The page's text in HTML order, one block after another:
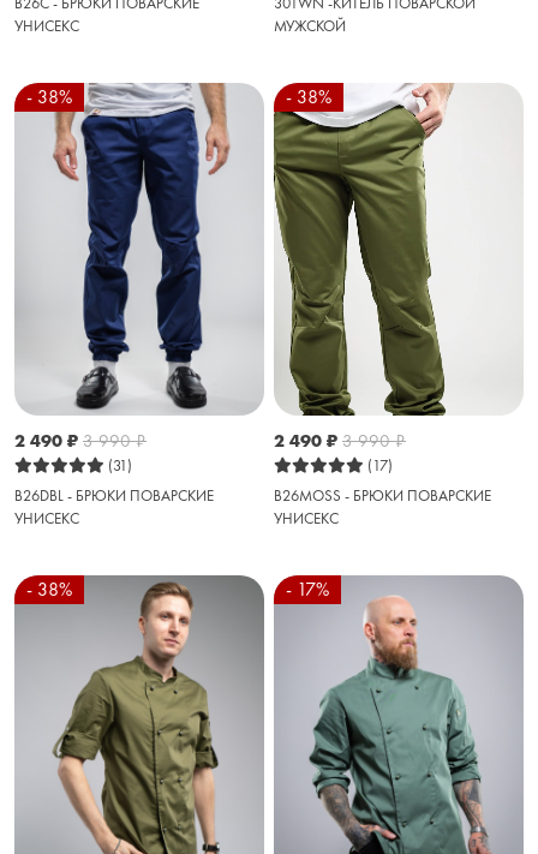
УНИСЕКС
МУЖСКОЙ
- 38%
2 490 ₽ 3 990₽
(31)
B26DBL - БРЮКИ ПОВАРСКИЕ
УНИСЕКС
- 38%
2 490 ₽ 3 990₽
(17)
B26MOSS - БРЮКИ ПОВАРСКИЕ
УНИСЕКС
- 38% - 17%